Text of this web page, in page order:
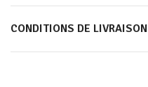
CONDITIONS DE LIVRAISON